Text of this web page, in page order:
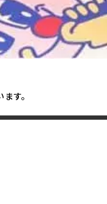
す。